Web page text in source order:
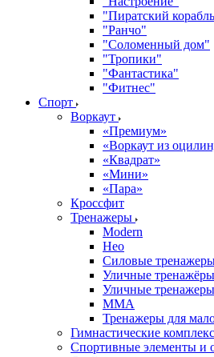
"Пиратский
"Ранчо"
"Соломенный дом"
"Тропики"
"Фантастика"
"Фитнес"
Спорт
Воркаут
«Премиум»
«Воркаут из
«Квадрат»
«Мини»
«Пара»
Кроссфит
Тренажеры
Modern
Нео
Силовые
Уличные тренажёры
Уличные
ММА
Тренажеры для
Гимнастические
Спортивные элементы и